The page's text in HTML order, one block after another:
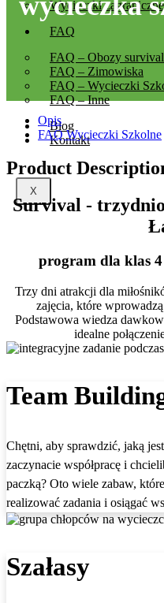
Wycieczki zagraniczne
FAQ
FAQ – Obozy
FAQ – Zimowiska
FAQ – Wycieczki
FAQ – Inne
Blog
Kontakt
X
Opis
FAQ Wycieczki Szkolne
Product
Survival -
program dla klas 4
Trzy dni atrakcji dla
zajęcia, które
Podstawowa wiedza
idealne
Team
Chętni, aby sprawdzić, jaką
zaczynacie współpracę i
paczką? Oto wiele zabaw,
realizować zadania i osiągać
Szałasy